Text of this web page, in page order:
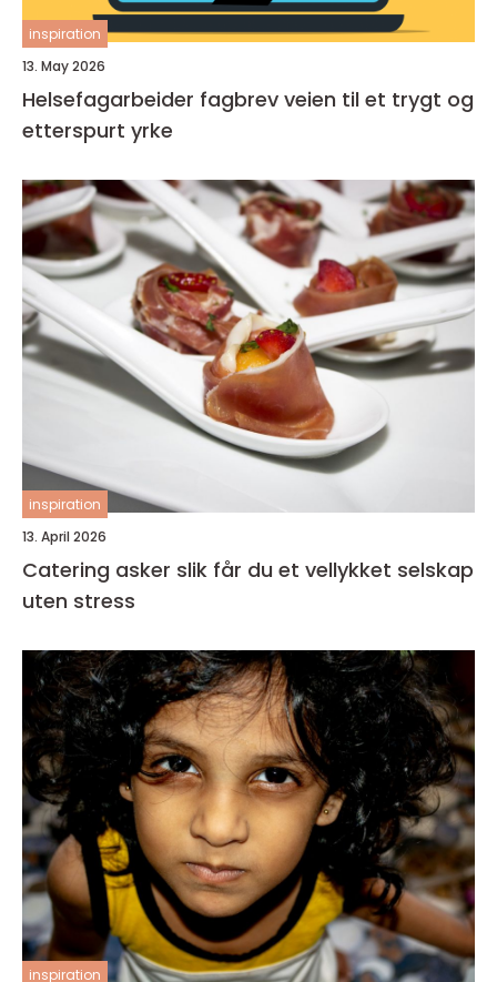
inspiration
13. May 2026
Helsefagarbeider fagbrev veien til et trygt og
etterspurt yrke
inspiration
13. April 2026
Catering asker slik får du et vellykket selskap
uten stress
inspiration